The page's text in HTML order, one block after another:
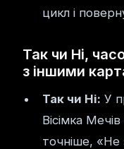
цикл і
Так чи Ні,
з іншими
Так чи Ні: У
Вісімка
точніше, «Не